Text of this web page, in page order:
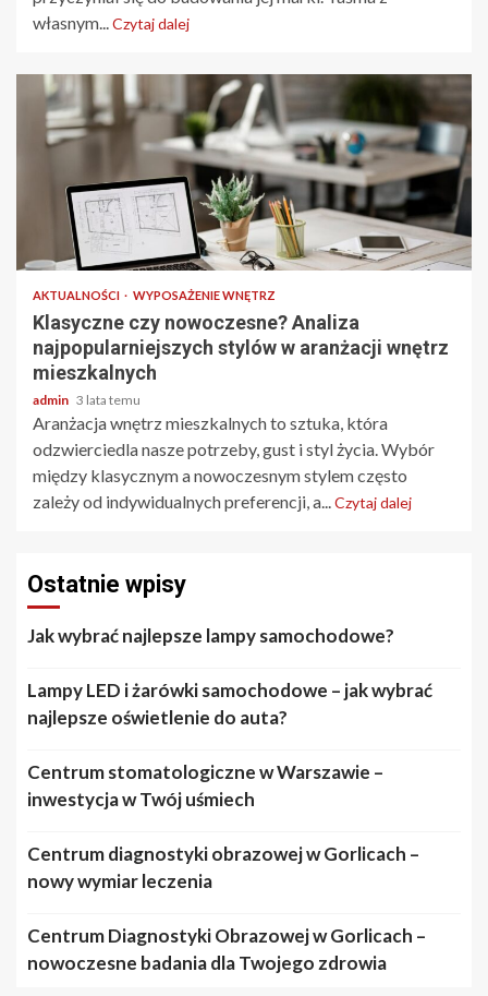
własnym...Czytaj dalej
2 min odczytu
AKTUALNOŚCI WYPOSAŻENIE WNĘTRZ
Klasyczne czy nowoczesne? Analiza
najpopularniejszych stylów w aranżacji wnętrz
mieszkalnych
admin 3 lata temu
Aranżacja wnętrz mieszkalnych to sztuka, która
odzwierciedla nasze potrzeby, gust i styl życia. Wybór
między klasycznym a nowoczesnym stylem często
zależy od indywidualnych preferencji, a...Czytaj dalej
Ostatnie wpisy
Jak wybrać najlepsze lampy samochodowe?
Lampy LED i żarówki samochodowe – jak wybrać
najlepsze oświetlenie do auta?
Centrum stomatologiczne w Warszawie –
inwestycja w Twój uśmiech
Centrum diagnostyki obrazowej w Gorlicach –
nowy wymiar leczenia
Centrum Diagnostyki Obrazowej w Gorlicach –
nowoczesne badania dla Twojego zdrowia